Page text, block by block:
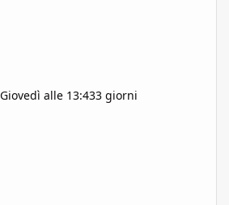
Giovedì alle 13:433 giorni